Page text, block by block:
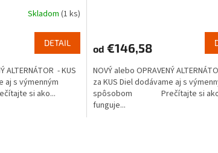
Skladom (1 ks)
DETAIL
ALTERNÁTOR - KUS
aj s výmenným
si ako...
od €146,58
NOVÝ alebo OPRAVENÝ
za KUS Diel dodávame aj s
spôsobom Prečítajte si
funguje...